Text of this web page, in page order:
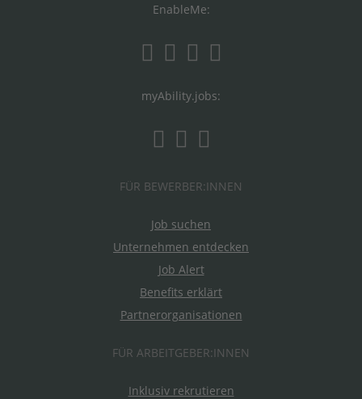
EnableMe:
myAbility.jobs:
FÜR BEWERBER:INNEN
Job suchen
Unternehmen entdecken
Job Alert
Benefits erklärt
Partnerorganisationen
FÜR ARBEITGEBER:INNEN
Inklusiv rekrutieren